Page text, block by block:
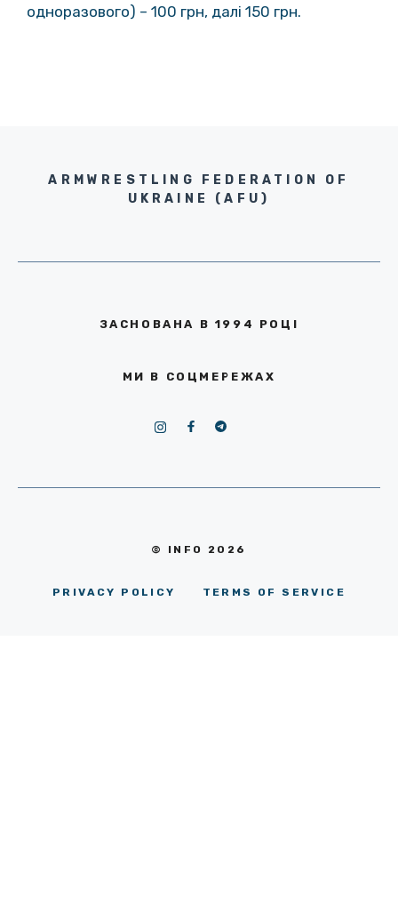
одноразового) – 100 грн, далі 150 грн.
ARMWRESTLING FEDERATION OF
UKRAINE (AFU)
ЗАСНОВАНА В 1994 РОЦІ
МИ В СОЦМЕРЕЖАХ
© INFO 2026
PRIVACY POLICY TERMS OF SERVICE